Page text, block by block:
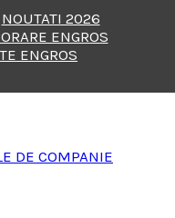
NOUTATI 2026
ENGROS
ENGROS
DE COMPANIE